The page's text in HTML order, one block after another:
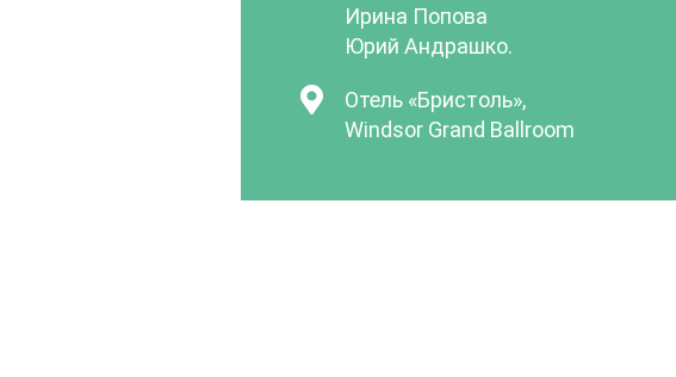
Ирина Попова
Юрий Андрашко.
Отель «Бристоль»,
Windsor Grand Ballroom